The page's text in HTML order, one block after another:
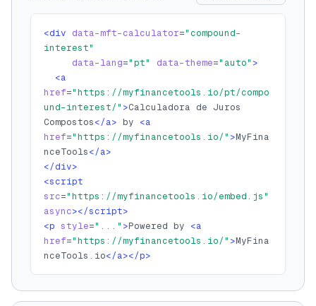
<div data-mft-calculator="compound-
interest"
data-lang="pt" data-theme=" auto" >
<a
href="https://myfinancetools.io/pt/compo
und-interest/" >Calculadora de Juros
Compostos</a> by <a
href="https://myfinancetools.io/" >MyFina
nceTools</a>
</div>
<script
src="https://myfinancetools.io/embed.js"
async></script>
<p style="..." >Powered by <a
href="https://myfinancetools.io/" >MyFina
nceTools.io</a></p>